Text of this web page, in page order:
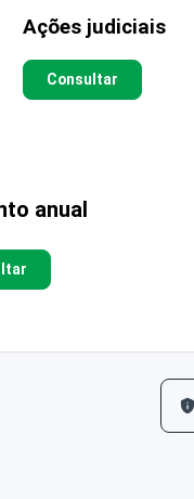
Ações judiciais
Consultar
anual